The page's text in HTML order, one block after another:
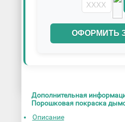
ОФОРМИТЬ
Дополнительная
Порошковая покраска
Описание